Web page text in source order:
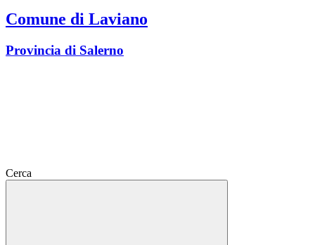
Comune di Laviano
Provincia di Salerno
Cerca